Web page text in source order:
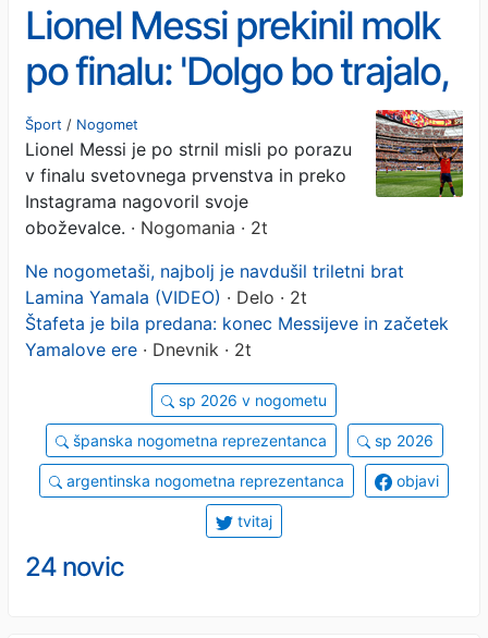
Lionel Messi prekinil molk
po finalu: 'Dolgo bo trajalo,
da se zaceli ta rana'
Šport / Nogomet
Lionel Messi je po strnil misli po porazu
v finalu svetovnega prvenstva in preko
Instagrama nagovoril svoje
oboževalce. · Nogomania · 2t
Ne nogometaši, najbolj je navdušil triletni brat
Lamina Yamala (VIDEO) · Delo · 2t
Štafeta je bila predana: konec Messijeve in začetek
Yamalove ere · Dnevnik · 2t
sp 2026 v nogometu
španska nogometna reprezentanca sp 2026
argentinska nogometna reprezentanca objavi
tvitaj
24 novic